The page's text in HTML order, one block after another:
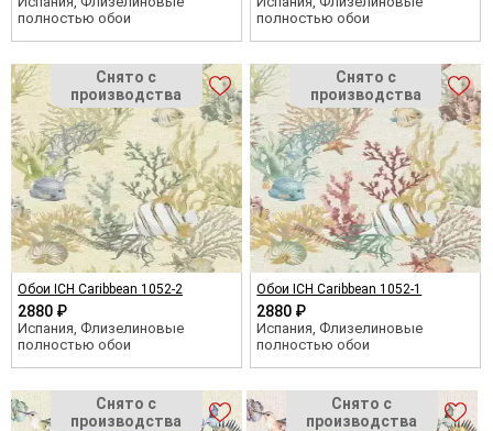
полностью обои
полностью обои
Обои ICH Caribbean 1052-2
2880 ₽
Испания, Флизелиновые
полностью обои
Обои ICH Caribbean 1052-1
2880 ₽
Испания, Флизелиновые
полностью обои